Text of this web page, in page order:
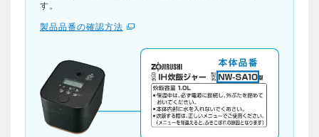
す。
製品品番の確認方法